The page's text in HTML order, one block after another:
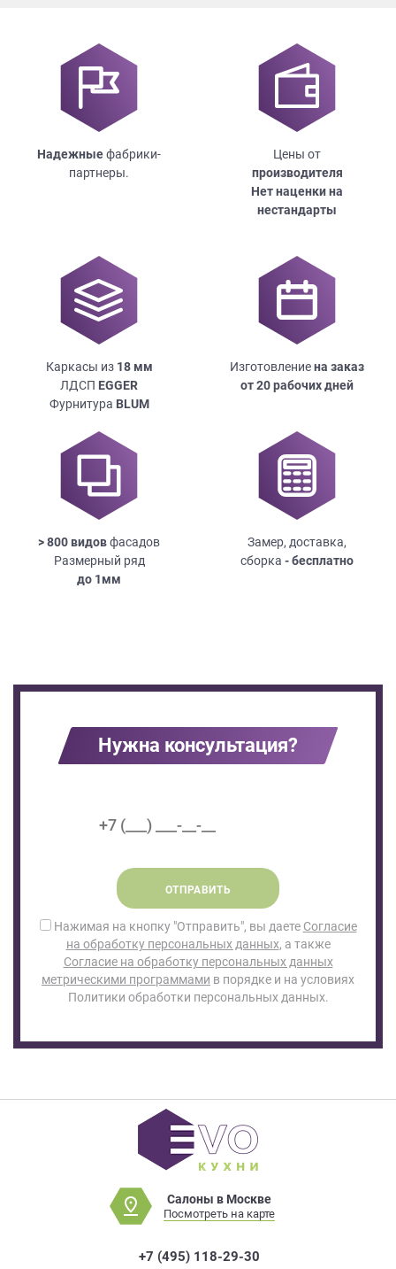
Надежныефабрики-
партнеры.
Цены от
производителя
Нет наценки на
нестандарты
Каркасы из 18мм
ЛДСП EGGER
Фурнитура BLUM
Изготовлениена заказ
от 20 рабочих дней
> 800 видовфасадов
Размерный ряд
до 1мм
Замер, доставка,
сборка - бесплатно
Нужна консультация?
ОТПРАВИТЬ
Нажимая на кнопку "Отправить", вы даете Согласие
на обработку персональных данных, а также
Согласие на обработку персональных данных
метрическими программами в порядке и на условиях
Политики обработки персональных данных.
Салоны в Москве
Посмотреть на карте
+7 (495) 118-29-30